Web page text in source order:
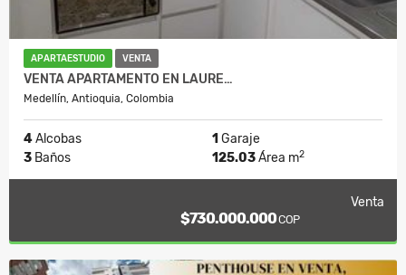
APARTAESTUDIO VENTA
VENTA APARTAMENTO EN LAURE…
Medellín, Antioquia, Colombia
4Alcobas 1 Garaje
3 Baños 125.03Área m2
Venta
$730.000.000COP